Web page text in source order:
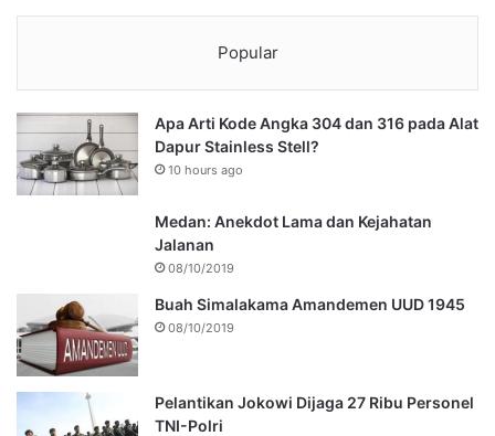
Popular
Apa Arti Kode Angka 304 dan 316 pada Alat
Dapur Stainless Stell?
10 hours ago
Medan: Anekdot Lama dan Kejahatan
Jalanan
08/10/2019
Buah Simalakama Amandemen UUD 1945
08/10/2019
Pelantikan Jokowi Dijaga 27 Ribu Personel
TNI-Polri